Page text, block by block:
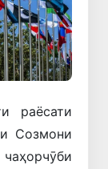
раёсати
Созмони